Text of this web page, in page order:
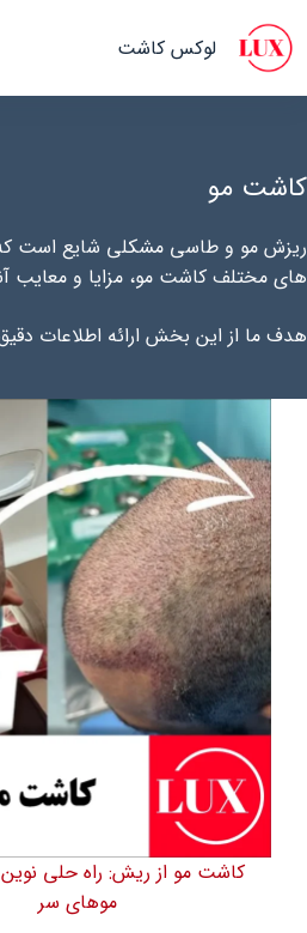
محتوا
لوکس کاشت
کاشت مو
ریزش مو و طاسی مشکلی شایع است که
های مختلف کاشت مو، مزایا و معایب
هدف ما از این بخش ارائه اطلاعات
کاشت مو از ریش: راه حلی نوین
موهای سر